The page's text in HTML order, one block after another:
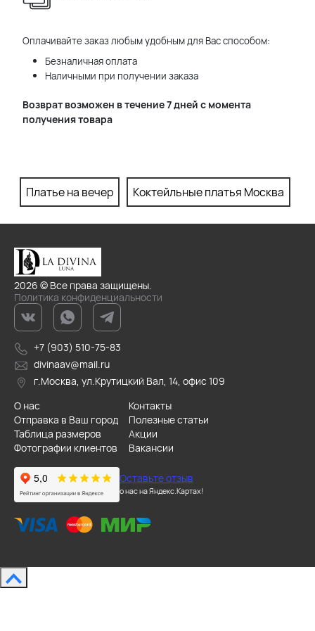
Оплачивайте заказ любым удобным для Вас способом:
Безналичная оплата
Наличными при получении заказа
Возврат возможен в течение 7 дней с момента
получения товара
Платье на вечер Коктейльные платья Москва
2026 © Все права защищены.
Политика конфиденциальности
+7 (903) 510-75-83
divinaav@mail.ru
г.Москва, ул.Крутицкий Вал, 14, офис 109
О нас
Контакты
Отправка в Ваш город
Полезные статьи
Таблица размеров
Акции
Фотографии клиентов
Вакансии
Оставьте отзыв
о нас на Яндекс.Картах!